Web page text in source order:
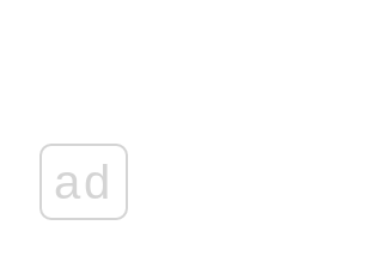
ad